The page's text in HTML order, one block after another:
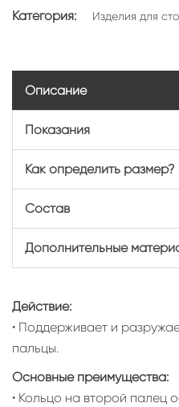
Категория: Изделия для
Описание
Показания
Как определить размер?
Состав
Дополнительные
Действие:
• Поддерживает и
пальцы.
Основные преимущества:
• Кольцо на второй палец